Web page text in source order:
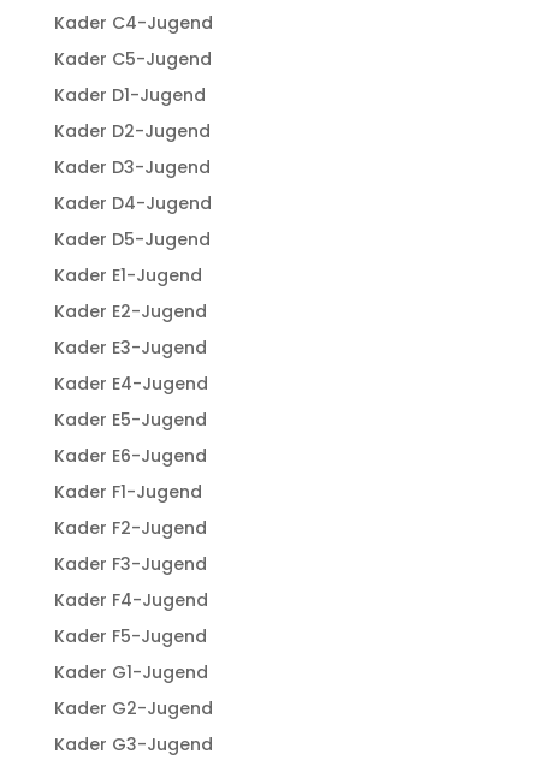
Kader C4-Jugend
Kader C5-Jugend
Kader D1-Jugend
Kader D2-Jugend
Kader D3-Jugend
Kader D4-Jugend
Kader D5-Jugend
Kader E1-Jugend
Kader E2-Jugend
Kader E3-Jugend
Kader E4-Jugend
Kader E5-Jugend
Kader E6-Jugend
Kader F1-Jugend
Kader F2-Jugend
Kader F3-Jugend
Kader F4-Jugend
Kader F5-Jugend
Kader G1-Jugend
Kader G2-Jugend
Kader G3-Jugend